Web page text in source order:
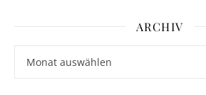
ARCHIV